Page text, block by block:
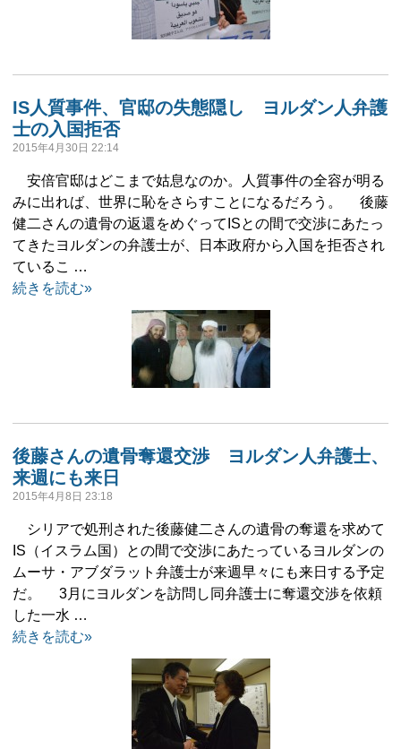
IS人質事件、官邸の失態隠し ヨルダン人弁護
士の入国拒否
2015年4月30日 22:14
安倍官邸はどこまで姑息なのか。人質事件の全容が明る
みに出れば、世界に恥をさらすことになるだろう。 後藤
健二さんの遺骨の返還をめぐってISとの間で交渉にあたっ
てきたヨルダンの弁護士が、日本政府から入国を拒否され
ているこ …
続きを読む»
後藤さんの遺骨奪還交渉 ヨルダン人弁護士、
来週にも来日
2015年4月8日 23:18
シリアで処刑された後藤健二さんの遺骨の奪還を求めて
IS（イスラム国）との間で交渉にあたっているヨルダンの
ムーサ・アブダラット弁護士が来週早々にも来日する予定
だ。 3月にヨルダンを訪問し同弁護士に奪還交渉を依頼
した一水 …
続きを読む»